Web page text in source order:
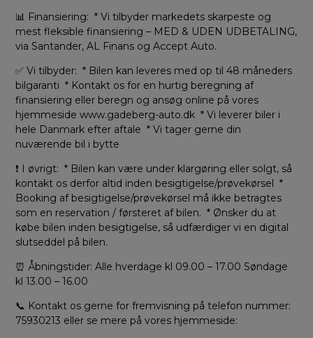
📊 Finansiering: * Vi tilbyder markedets skarpeste og
mest fleksible finansiering – MED & UDEN UDBETALING,
via Santander, AL Finans og Accept Auto.
✅ Vi tilbyder: * Bilen kan leveres med op til 48 måneders
bilgaranti * Kontakt os for en hurtig beregning af
finansiering eller beregn og ansøg online på vores
hjemmeside www.gadeberg-auto.dk * Vi leverer biler i
hele Danmark efter aftale * Vi tager gerne din
nuværende bil i bytte
❗ I øvrigt: * Bilen kan være under klargøring eller solgt, så
kontakt os derfor altid inden besigtigelse/prøvekørsel *
Booking af besigtigelse/prøvekørsel må ikke betragtes
som en reservation / førsteret af bilen. * Ønsker du at
købe bilen inden besigtigelse, så udfærdiger vi en digital
slutseddel på bilen.
⏰ Åbningstider: Alle hverdage kl 09.00 – 17.00 Søndage
kl 13.00 – 16.00
📞 Kontakt os gerne for fremvisning på telefon nummer:
75930213 eller se mere på vores hjemmeside: